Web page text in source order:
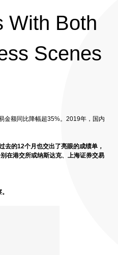
With Both
Scenes
金额同比降幅超35%。2019年，国内
去的12个月也交出了亮眼的成绩单，
在港交所或纳斯达克、上海证券交易